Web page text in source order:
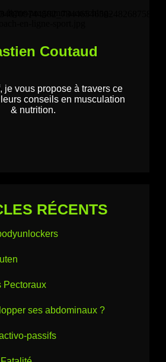
Coutaud
je vous propose à travers ce
conseils en musculation
& nutrition.
RÉCENTS
Pectoraux
ses abdominaux ?
passifs